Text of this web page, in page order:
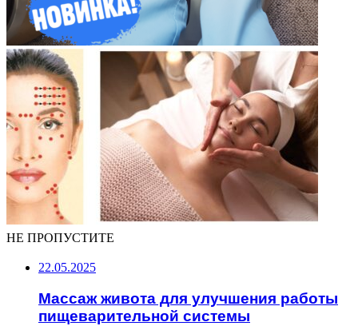
НЕ ПРОПУСТИТЕ
22.05.2025
Массаж живота для улучшения работы
пищеварительной системы